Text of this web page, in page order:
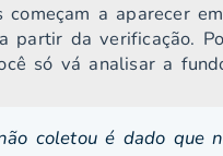
começam a aparecer
partir da verificação.
só vá analisar a
coletou é dado que